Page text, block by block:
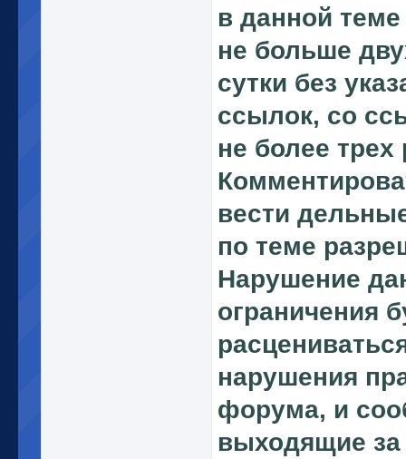
в данной
не больше
сутки без
ссылок, со
не более трех
вести
по теме
Нарушение
ограничения
нарушения
форума, и
выходящие за